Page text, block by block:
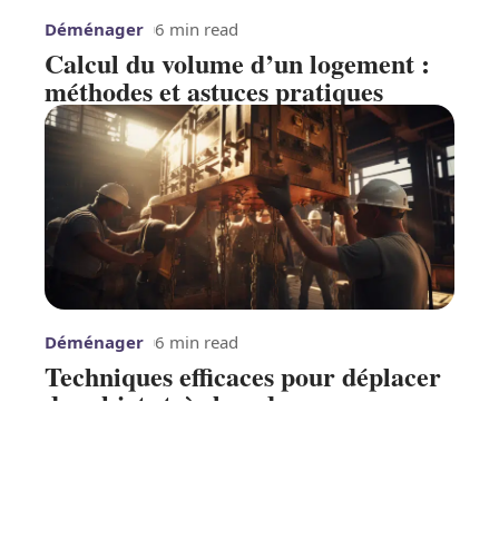
Déménager 6 min read
Calcul du volume d’un logement :
méthodes et astuces pratiques
Déménager 6 min read
Techniques efficaces pour déplacer
des objets très lourds